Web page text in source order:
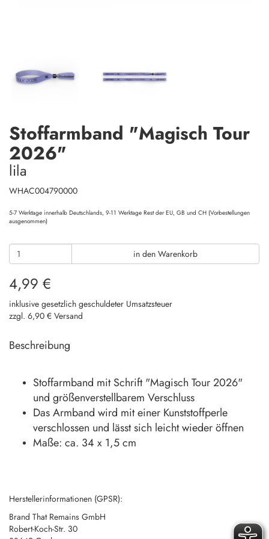
Stoffarmband "Magisch Tour
2026"
lila
WHAC004790000
5-7 Werktage innerhalb Deutschlands, 9-11 Werktage Rest der EU, GB und CH (Vorbestellungen
ausgenommen)
in den Warenkorb
4,99 €
inklusive gesetzlich geschuldeter Umsatzsteuer
zzgl. 6,90 € Versand
Beschreibung
Stoffarmband mit Schrift "Magisch Tour 2026"
und größenverstellbarem Verschluss
Das Armband wird mit einer Kunststoffperle
verschlossen und lässt sich leicht wieder öffnen
Maße: ca. 34 x 1,5 cm
Herstellerinformationen (GPSR):
Brand That Remains GmbH
Robert-Koch-Str. 30